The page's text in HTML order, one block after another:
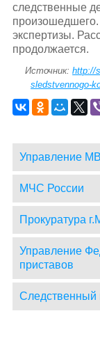
следственные
экспертизы.
продолжается.
Источник:http://
sledstvennogo-
Управление
МЧС России
Прокуратура
Управление
приставов
Следственный